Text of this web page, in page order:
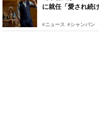
に就任「愛され続
#ニュース #シャンパン